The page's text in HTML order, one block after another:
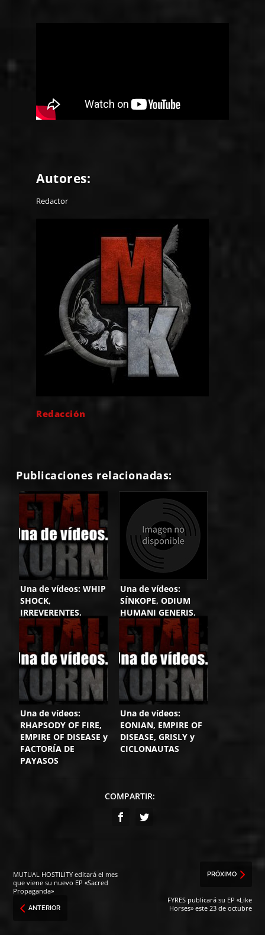
Autores:
Redactor
Redacción
Publicaciones relacionadas:
Una de vídeos: WHIP
SHOCK,
IRREVERENTES,
MÄGO DE OZ y
ENDERNITY
Una de vídeos:
SÍNKOPE, ODIUM
HUMANI GENERIS,
ANAMA y MORDHIDA
Una de vídeos:
RHAPSODY OF FIRE,
EMPIRE OF DISEASE y
FACTORÍA DE
PAYASOS
Una de vídeos:
EONIAN, EMPIRE OF
DISEASE, GRISLY y
CICLONAUTAS
COMPARTIR:
MUTUAL HOSTILITY editará el mes
que viene su nuevo EP «Sacred
Propaganda»
ANTERIOR
PRÓXIMO
FYRES publicará su EP «Like
Horses» este 23 de octubre